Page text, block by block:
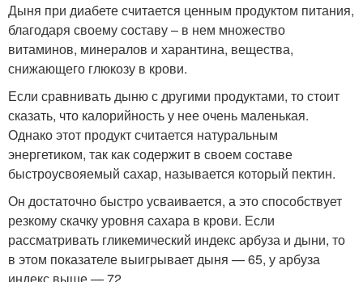
Дыня при диабете считается ценным продуктом питания,
благодаря своему составу – в нем множество
витаминов, минералов и харантина, вещества,
снижающего глюкозу в крови.
Если сравнивать дыню с другими продуктами, то стоит
сказать, что калорийность у нее очень маленькая.
Однако этот продукт считается натуральным
энергетиком, так как содержит в своем составе
быстроусвояемый сахар, называется который пектин.
Он достаточно быстро усваивается, а это способствует
резкому скачку уровня сахара в крови. Если
рассматривать гликемический индекс арбуза и дыни, то
в этом показателе выигрывает дыня — 65, у арбуза